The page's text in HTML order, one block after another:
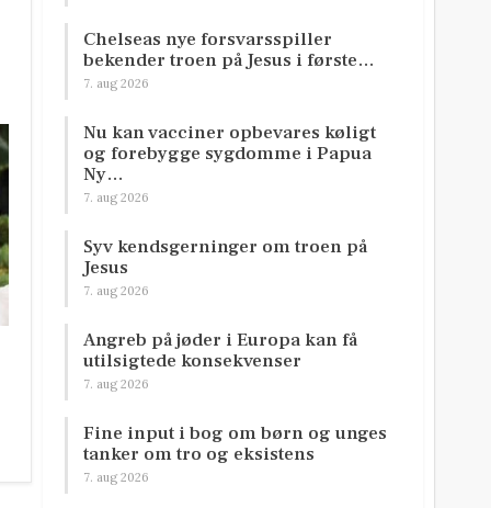
Chelseas nye forsvarsspiller
bekender troen på Jesus i første…
7. aug 2026
Nu kan vacciner opbevares køligt
og forebygge sygdomme i Papua
Ny…
7. aug 2026
Syv kendsgerninger om troen på
Jesus
7. aug 2026
Angreb på jøder i Europa kan få
utilsigtede konsekvenser
7. aug 2026
Fine input i bog om børn og unges
tanker om tro og eksistens
7. aug 2026